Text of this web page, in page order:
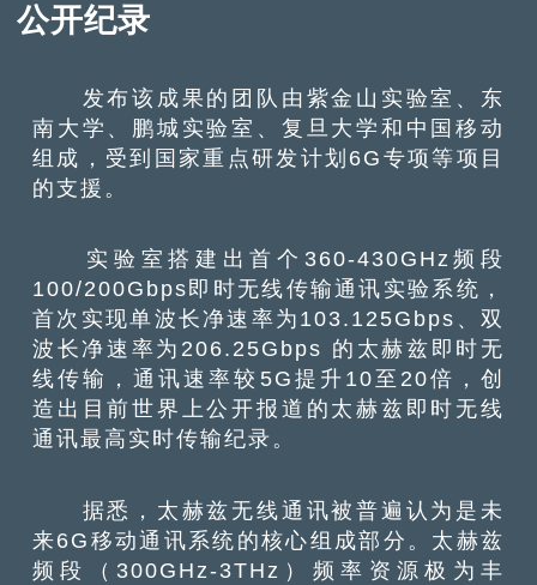
公开纪录
发布该成果的团队由紫金山实验室、东
南大学、鹏城实验室、复旦大学和中国移动
组成，受到国家重点研发计划6G专项等项目
的支援。
实验室搭建出首个360-430GHz频段
100/200Gbps即时无线传输通讯实验系统，
首次实现单波长净速率为103.125Gbps、双
波长净速率为206.25Gbps 的太赫兹即时无
线传输，通讯速率较5G提升10至20倍，创
造出目前世界上公开报道的太赫兹即时无线
通讯最高实时传输纪录。
据悉，太赫兹无线通讯被普遍认为是未
来6G移动通讯系统的核心组成部分。太赫兹
频段（300GHz-3THz）频率资源极为丰